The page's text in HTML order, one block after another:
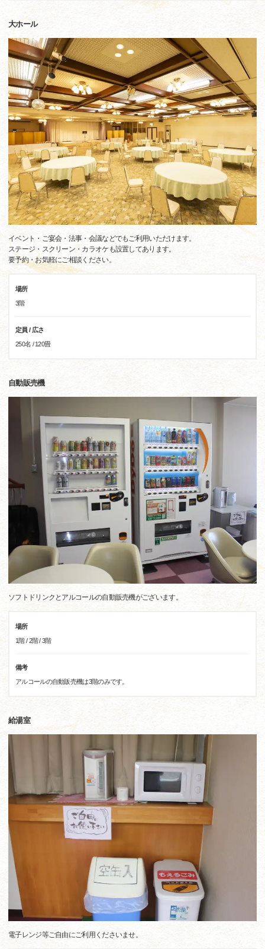
大ホール
イベント・ご宴会・法事・会議などでもご利用いただけます。
ステージ・スクリーン・カラオケも設置してあります。
要予約・お気軽にご相談ください。
場所
3階
定員 / 広さ
250名 / 120畳
自動販売機
ソフトドリンクとアルコールの自動販売機がございます。
場所
1階 / 2階 / 3階
備考
アルコールの自動販売機は3階のみです。
給湯室
電子レンジ等ご自由にご利用くださいませ。